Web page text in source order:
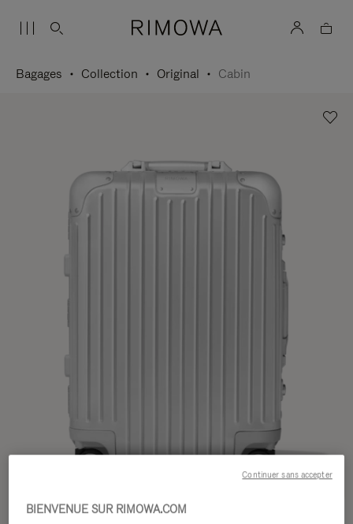
Bagages Collection Original Cabin
BIENVENUE SUR RIMOWA.COM
Continuer sans accepter